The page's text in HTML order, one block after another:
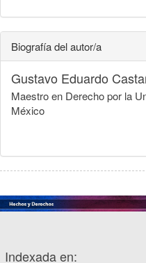
Biografía del autor/a
Gustavo Eduardo
Maestro en Derecho por la
México
Indexada en: